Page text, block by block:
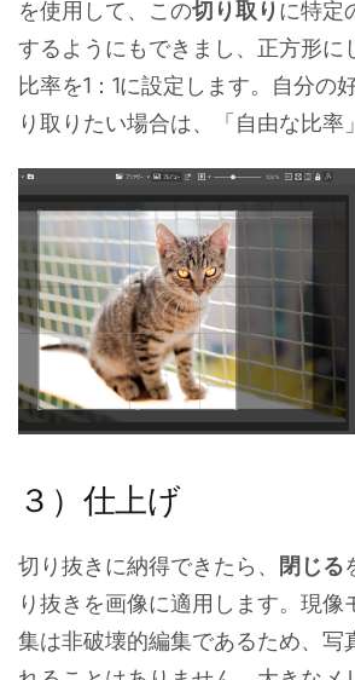
を使用して、この切り取り に特定
するようにもできまし、正方形に
比率を1：1に設定します。自分の
り取りたい場合は、「自由な比率
３）仕上げ
切り抜きに納得できたら、 閉じる
り抜きを画像に適用します。現像
集は非破壊的編集であるため、写